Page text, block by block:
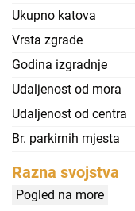
Ukupno katova
Vrsta zgrade
Godina izgradnje
Udaljenost od mora
Udaljenost od centra
Br. parkirnih mjesta
Razna svojstva
Pogled na more